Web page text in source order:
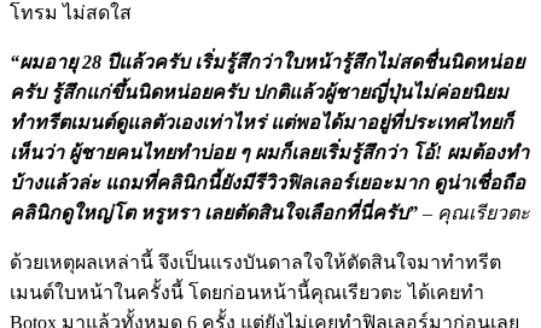
โทรม ไม่สดใส
“ผมอายุ 28 ปีแล้วครับ เริ่มรู้สึกว่าใบหน้ารู้สึกไม่สดชื่นนิดหน่อย
ครับ รู้สึกแก่ขึ้นนิดหน่อยครับ ปกติแล้วผู้ชายญี่ปุ่นไม่ค่อยนิยม
ทำทรีตเมนต์ดูแลตัวเองเท่าไหร่ แต่พอได้มาอยู่ที่ประเทศไทยก็
เห็นว่า ผู้ชายคนไทยทำบ่อย ๆ ผมก็เลยเริ่มรู้สึกว่า โอ้! ผมต้องทำ
บ้างแล้วล่ะ แถมที่คลินิกนี้ยังมีรีวิวฟิลเลอร์เยอะมาก ดูน่าเชื่อถือ
คลินิกดูใหญ่โต หรูหรา เลยตัดสินใจเลือกที่นี่ครับ” – คุณเรียวตะ
ด้วยเหตุผลเหล่านี้ จึงเป็นแรงบันดาลใจให้ตัดสินใจมาทำทรีต
เมนต์ใบหน้าในครั้งนี้ โดยก่อนหน้านี้คุณเรียวตะ ได้เคยทำ
Botox มาแล้วทั้งหมด 6 ครั้ง แต่ยังไม่เคยทำฟิลเลอร์มาก่อนเลย